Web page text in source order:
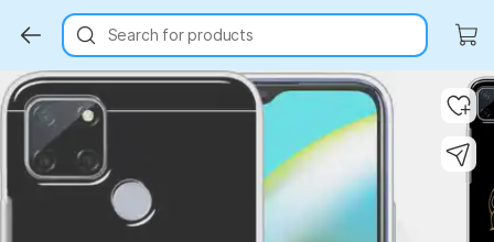
Search for products
Key Highlights